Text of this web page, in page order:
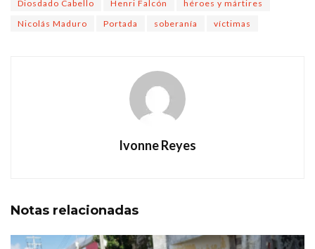
Diosdado Cabello
Henri Falcón
héroes y mártires
Nicolás Maduro
Portada soberanía víctimas
Ivonne Reyes
Notas relacionadas